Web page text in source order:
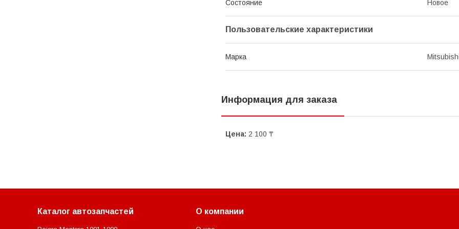
Состояние Новое
Пользовательские характеристики
Марка
Информация для заказа
Цена: 2 100 ₸
Каталог автозапчастей О компании